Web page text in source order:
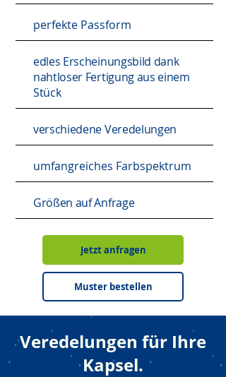
perfekte Passform
edles Erscheinungsbild dank
nahtloser Fertigung aus einem
Stück
verschiedene Veredelungen
umfangreiches Farbspektrum
Größen auf Anfrage
Jetzt anfragen
Muster bestellen
Veredelungen für Ihre
Kapsel.